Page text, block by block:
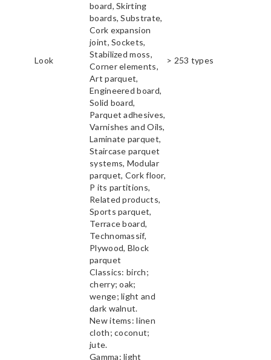
Look
board, Skirting
boards, Substrate,
Cork expansion
joint, Sockets,
Stabilized moss,
Corner elements,
Art parquet,
Engineered board,
Solid board,
Parquet adhesives,
Varnishes and Oils,
Laminate parquet,
Staircase parquet
systems, Modular
parquet, Cork floor,
P its partitions,
Related products,
Sports parquet,
Terrace board,
Technomassif,
Plywood, Block
parquet
> 253 types
Classics: birch;
cherry; oak;
wenge; light and
dark walnut.
New items: linen
cloth; coconut;
jute.
Gamma: light